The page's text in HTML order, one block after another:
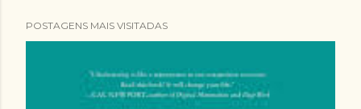
POSTAGENS MAIS VISITADAS